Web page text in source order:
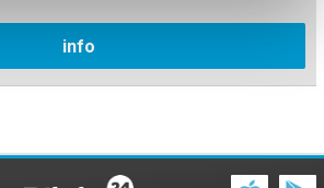
info